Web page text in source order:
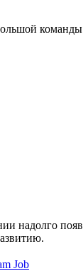
команды
надолго
Job